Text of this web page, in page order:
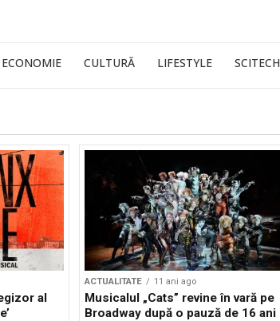
ECONOMIE CULTURĂ LIFESTYLE SCITECH
al
ACTUALITATE 11 ani ago
Musicalul „Cats” revine în vară pe
Broadway după o pauză de 16 ani